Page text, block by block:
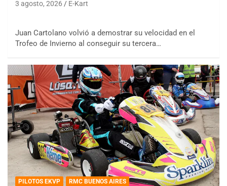
3 agosto, 2026 E-Kart
Juan Cartolano volvió a demostrar su velocidad en el
Trofeo de Invierno al conseguir su tercera…
PILOTOS EKVP RMC BUENOS AIRES